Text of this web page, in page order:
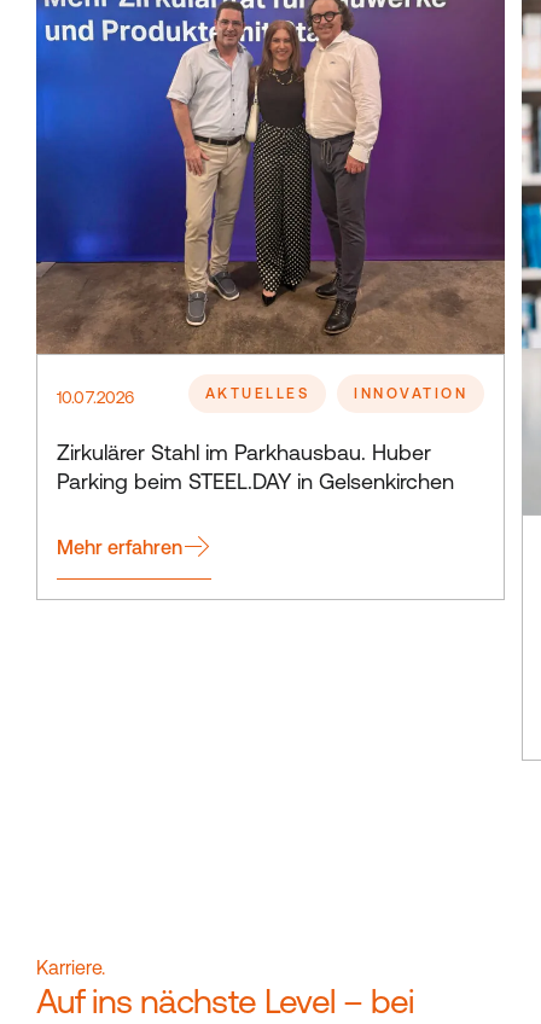
10.07.2026 AKTUELLES INNOVATION
Zirkulärer Stahl im Parkhausbau. Huber
Parking beim STEEL.DAY in Gelsenkirchen
Mehr erfahren
Karriere.
Auf ins nächste Level – bei